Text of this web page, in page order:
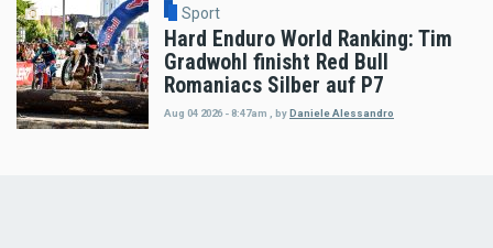
Sport
Hard Enduro World Ranking: Tim
Gradwohl finisht Red Bull
Romaniacs Silber auf P7
Aug 04 2026 - 8:47am byDaniele Alessandro